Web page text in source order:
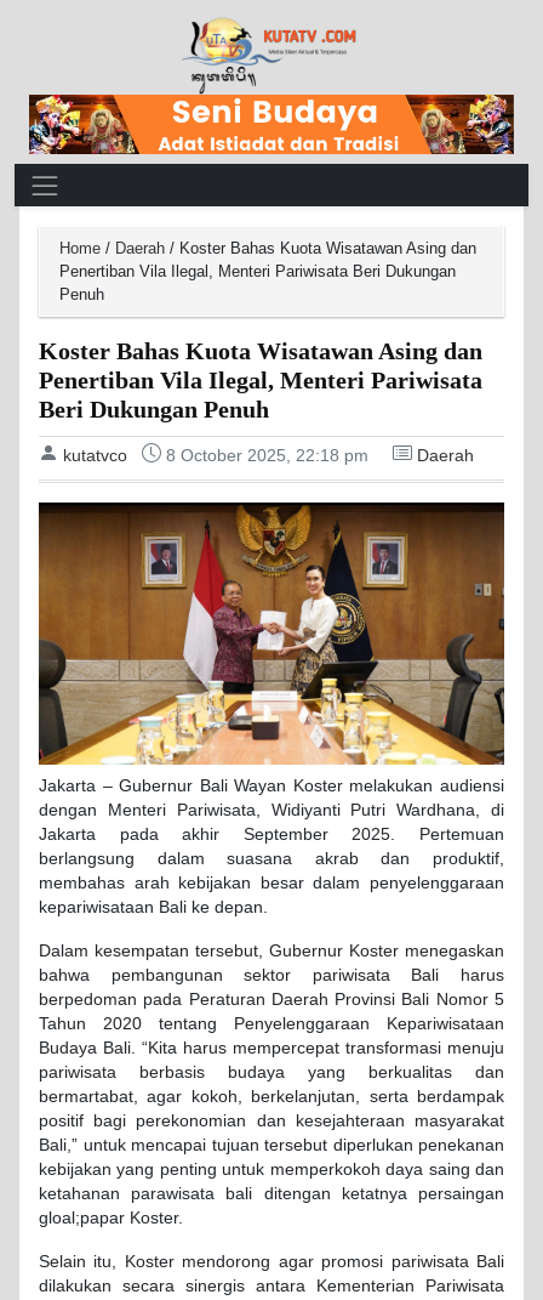
Main Navigation
Home / Daerah / Koster Bahas Kuota Wisatawan Asing dan
Penertiban Vila Ilegal, Menteri Pariwisata Beri Dukungan
Penuh
Koster Bahas Kuota Wisatawan Asing dan
Penertiban Vila Ilegal, Menteri Pariwisata
Beri Dukungan Penuh
kutatvco 8 October 2025, 22:18 pm Daerah
Jakarta – Gubernur Bali Wayan Koster melakukan audiensi
dengan Menteri Pariwisata, Widiyanti Putri Wardhana, di
Jakarta pada akhir September 2025. Pertemuan
berlangsung dalam suasana akrab dan produktif,
membahas arah kebijakan besar dalam penyelenggaraan
kepariwisataan Bali ke depan.
Dalam kesempatan tersebut, Gubernur Koster menegaskan
bahwa pembangunan sektor pariwisata Bali harus
berpedoman pada Peraturan Daerah Provinsi Bali Nomor 5
Tahun 2020 tentang Penyelenggaraan Kepariwisataan
Budaya Bali. “Kita harus mempercepat transformasi menuju
pariwisata berbasis budaya yang berkualitas dan
bermartabat, agar kokoh, berkelanjutan, serta berdampak
positif bagi perekonomian dan kesejahteraan masyarakat
Bali,” untuk mencapai tujuan tersebut diperlukan penekanan
kebijakan yang penting untuk memperkokoh daya saing dan
ketahanan parawisata bali ditengan ketatnya persaingan
gloal;papar Koster.
Selain itu, Koster mendorong agar promosi pariwisata Bali
dilakukan secara sinergis antara Kementerian Pariwisata